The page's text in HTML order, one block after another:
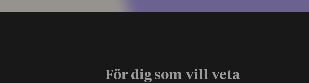
För dig som vill veta